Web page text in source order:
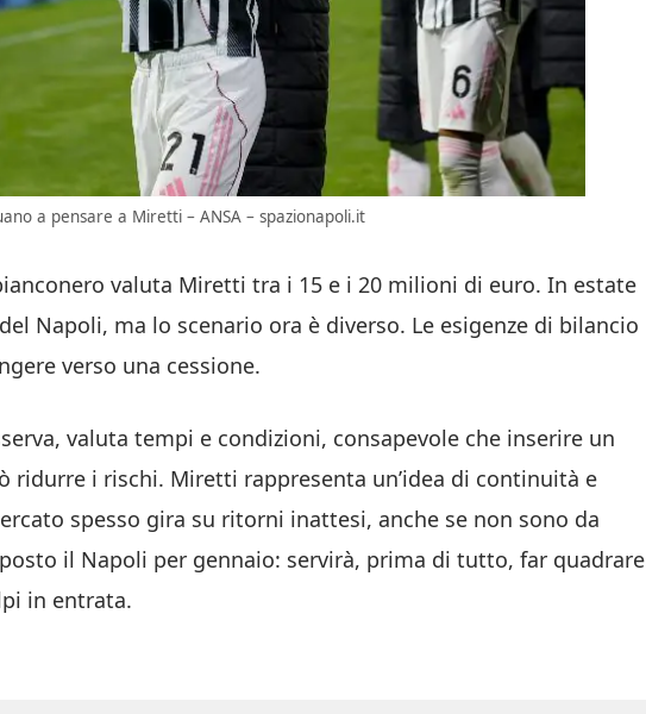
a pensare a Miretti – ANSA – spazionapoli.it
valuta Miretti tra i 15 e i 20 milioni di euro. In estate
Napoli, ma lo scenario ora è diverso. Le esigenze di bilancio
verso una cessione.
valuta tempi e condizioni, consapevole che inserire un
ridurre i rischi. Miretti rappresenta un’idea di continuità e
spesso gira su ritorni inattesi, anche se non sono da
il Napoli per gennaio: servirà, prima di tutto, far quadrare
in entrata.